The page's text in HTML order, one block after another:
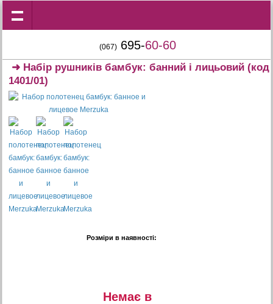
(067) 695-60-60
➜ Набір рушників бамбук: банний і лицьовий (код
1401/01)
Розміри в наявності:
Немає в